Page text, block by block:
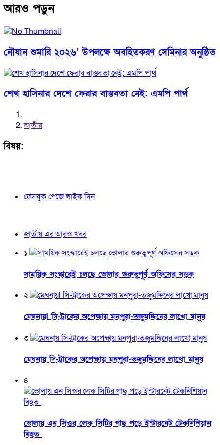
আরও পড়ুন
নৌযান শুমারি ২০২৬’ উপলক্ষে অবহিতকরণ সেমিনার অনুষ্ঠিত
শেখ হাসিনার দেশে ফেরার বাস্তবতা নেই: এমপি পার্থ
জাতীয়
বিষয়:
ফেসবুক পেজে লাইক দিন
জাতীয় এর আরও খবর
১
সাময়িক সংস্কারেই চলছে ভোলার গুরুত্বপূর্ণ অফিসের সড়ক
২
মেঘনায়l সি-ট্রাকের অপেক্ষায় মনপুরা-তজুমদ্দিনের লাখো মানুষ
৩
মেঘনায় সি-ট্রাকের অপেক্ষায় মনপুরা-তজুমদ্দিনের লাখো মানুষ
৪
ভোলায় এন সিওর লেক সিটির গাছ পড়ে ইন্টারনেট টেকনিশিয়ান
নিহত